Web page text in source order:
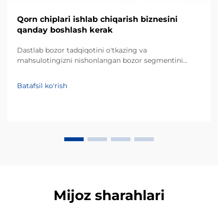
Qorn chiplari ishlab chiqarish biznesini
qanday boshlash kerak
Dastlab bozor tadqiqotini o'tkazing va
mahsulotingizni nishonlangan bozor segmentini
oldin, muvaffaqiyatli tadbirkorlik loyihasi mahalliy
iste'molchilarning afzalliklarini chuqur tushunishdan
Batafsil ko'rish
Mijoz sharahlari